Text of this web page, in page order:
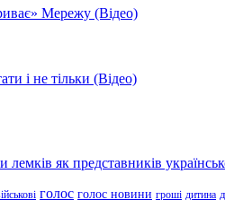
Мережу (Відео)
і не тільки (Відео)
як представників
голос голос новини гроші дитина